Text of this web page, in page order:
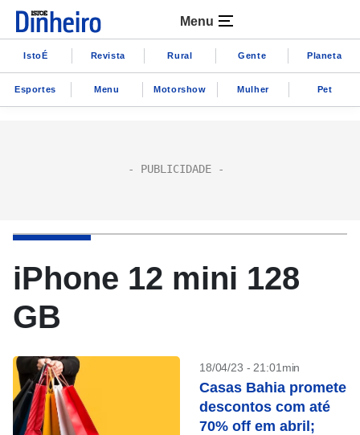
Menu
IstoÉ Revista Rural Gente Planeta
Esportes Menu Motorshow Mulher Pet
iPhone 12 mini 128
GB
18/04/23 - 21:01min
Casas Bahia promete
descontos com até
70% off em abril;